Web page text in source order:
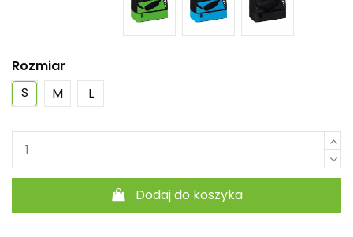
Rozmiar
S
M L
Dodaj do koszyka